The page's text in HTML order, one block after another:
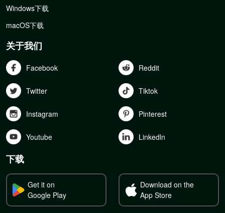
Windows下载
macOS下载
关于我们
Facebook Reddit
Twitter Tiktok
Instagram Pinterest
Youtube Linkedln
下载
Get it on
Google Play
Download on the
App Store